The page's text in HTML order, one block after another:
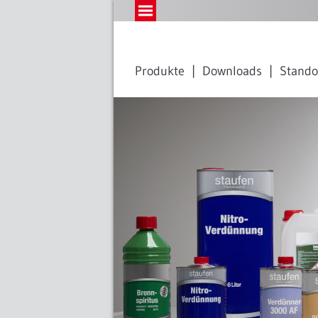
Produkte Downloads